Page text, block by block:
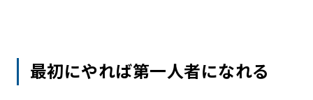
最初にやれば第一人者になれる